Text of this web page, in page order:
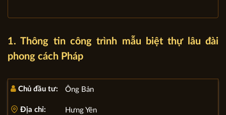
1. Thông tin công trình mẫu biệt thự lâu đài
phong cách Pháp
Chủ đầu tư: Ông Bản
Địa chỉ: Hưng Yên